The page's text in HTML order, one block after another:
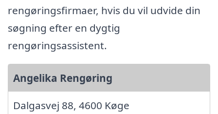
rengøringsfirmaer, hvis du vil udvide din
søgning efter en dygtig
rengøringsassistent.
Angelika Rengøring
Dalgasvej 88, 4600 Køge